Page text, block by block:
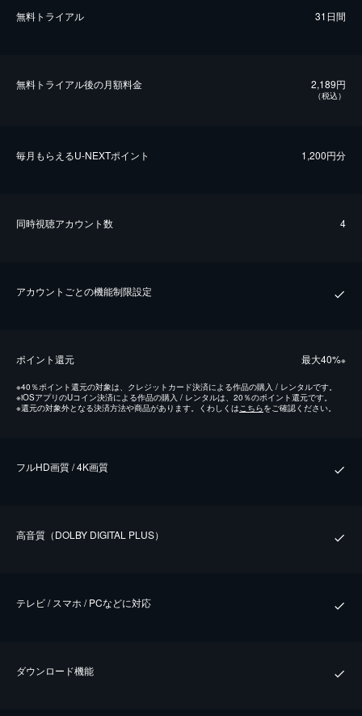
無料トライアル 31日間
無料トライアル後の⽉額料金 2,189円
（税込）
毎⽉もらえるU-NEXTポイント 1,200円分
同時視聴アカウント数 4
アカウントごとの機能制限設定
ポイント還元 最⼤40%※
※40％ポイント還元の対象は、クレジットカード決済による作品の購入 / レンタルです。
※iOSアプリのUコイン決済による作品の購入 / レンタルは、20％のポイント還元です。
※還元の対象外となる決済方法や商品があります。くわしくはこちらをご確認ください。
フルHD画質 / 4K画質
⾼⾳質（DOLBY DIGITAL PLUS）
テレビ / スマホ / PCなどに対応
ダウンロード機能